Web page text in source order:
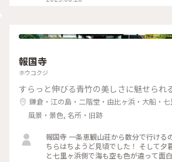
所』 2025年10月18日(土) - 2026年3月
#SIDECORELivingroadLivingspace/生
ため、屋外でプールを上から覗くのも
み、上から覗くプールが見られるよう
わいいラビットチェアや、憧れのアル
のアントチェアやスワンチェアに座れた
世紀美術館 #美術館 #金沢 #石川 #アー
報国寺
ホウコクジ
すらっと伸びる青竹の美しさに魅せられ
鎌倉・江の島・二階堂・由比ヶ浜・大船・
風景・景色, 名所・旧跡
報国寺 一条恵観山荘から数分で行けるので寄ってみました こ
ちらはちようど見頃でした！ そして夕
と七里ヶ浜側で海も空も色が違って面